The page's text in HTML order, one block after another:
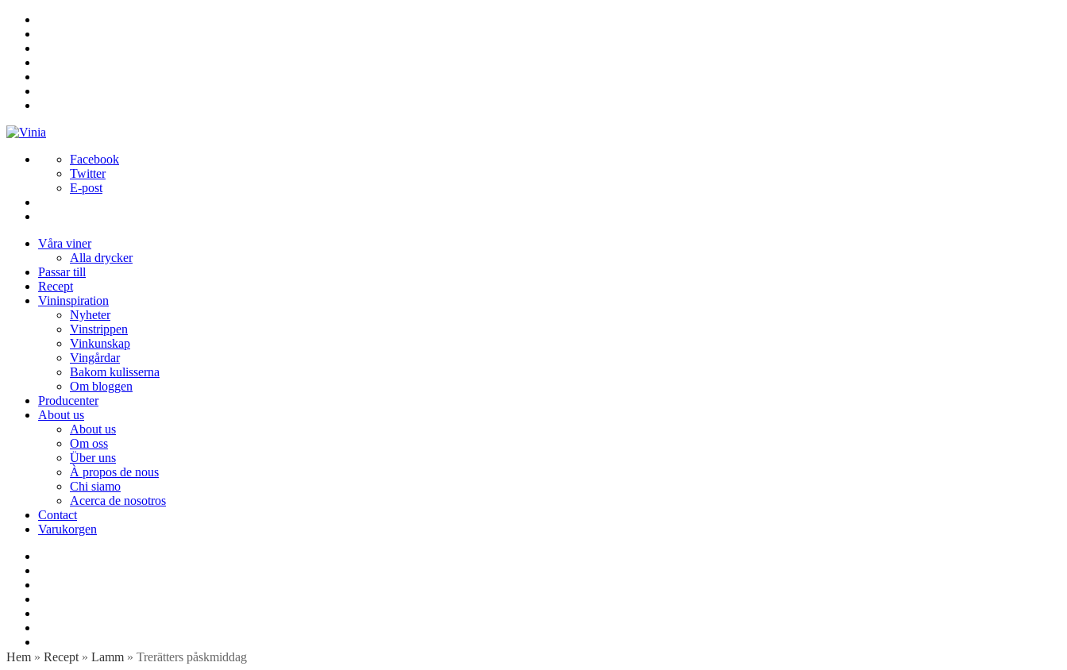
Facebook
Twitter
E-post
Våra viner
Alla drycker
Passar till
Recept
Vininspiration
Nyheter
Vinstrippen
Vinkunskap
Vingårdar
Bakom kulisserna
Om bloggen
Producenter
About us
About us
Om oss
Über uns
À propos de nous
Chi siamo
Acerca de nosotros
Contact
Varukorgen
Hem » Recept » Lamm » Trerätters påskmiddag